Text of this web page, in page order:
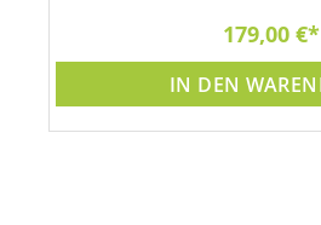
179,00 €
IN DEN